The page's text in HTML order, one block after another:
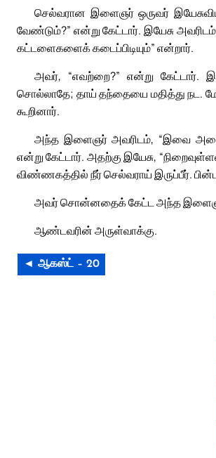
செல்வரான இளைஞர் ஒருவர்
வேண்டும்?” என்று கேட்டார். இயேசு
கட்டளைகளைக் கடைப்பிடியும்” என்றார்.
அவர், “எவற்றை?” என்று கேட்டார்.
சொல்லாதே; தாய் தந்தையை மதித்து நட.
கூறினார்.
அந்த இளைஞர் அவரிடம், “இவை
என்று கேட்டார். அதற்கு இயேசு,
விண்ணகத்தில் நீர் செல்வராய் இருப்பீர்.
அவர் சொன்னதைக் கேட்ட அந்த இளைஞர்
ஆண்டவரின் அருள்வாக்கு.
◄ ஆகஸ்ட் – 20